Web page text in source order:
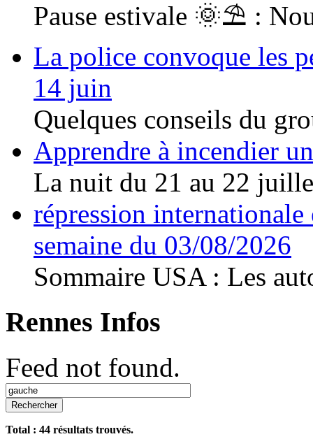
Pause estivale 🌞⛱ :
La police convoque les
14 juin
Quelques conseils du
Apprendre à incendier
La nuit du 21 au 22
répression
semaine du 03/08/2026
Sommaire USA : Les
Rennes Infos
Feed not found.
Rechercher
Total : 44 résultats trouvés.